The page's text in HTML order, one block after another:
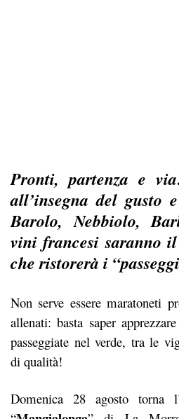
Pronti, partenza e
all’insegna del gusto
Barolo, Nebbiolo,
vini francesi saranno
che ristorerà i
Non serve essere maratoneti
allenati: basta saper
passeggiate nel verde, tra le
di qualità!
Domenica 28 agosto torna